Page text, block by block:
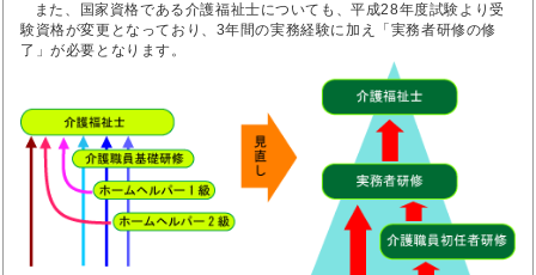
また、国家資格である介護福祉士についても、平成28年度試験より受
験資格が変更となっており、3年間の実務経験に加え「実務者研修の修
了」が必要となります。